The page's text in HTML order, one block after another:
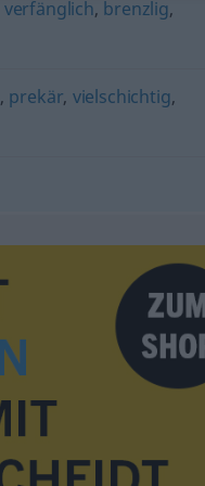
verfänglich, brenzlig,
, prekär, vielschichtig,